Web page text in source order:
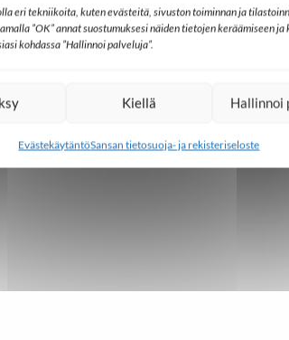
eri tekniikoita, kuten evästeitä, sivuston toiminnan ja
”OK” annat suostumuksesi näiden tietojen keräämiseen
kohdassa ”Hallinnoi palveluja”.
Kiellä Hallinnoi
EvästekäytäntöSansan tietosuoja- ja rekisteriseloste
1.4.2025